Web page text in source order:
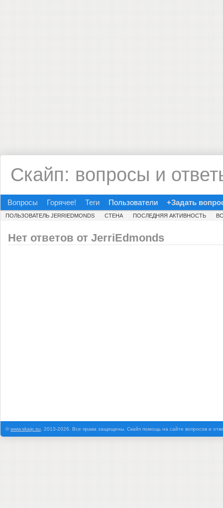
Скайп: вопросы и
Вопросы Горячее! Теги Пользователи +Задать
ПОЛЬЗОВАТЕЛЬ JERRIEDMONDS СТЕНА ПОСЛЕДНЯЯ АКТИВНОСТЬ
Нет ответов от JerriEdmonds
©www.skaip.su , 2013-2026. Все права защищены. Скайп помощь на сайте вопросов и